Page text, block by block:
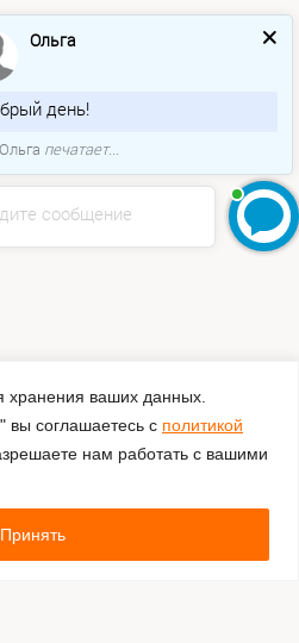
ваших данных.
вы соглашаетесь с политикой
нам работать с вашими
Принять
сообщение
Ольга
день!
Ольга печатает...